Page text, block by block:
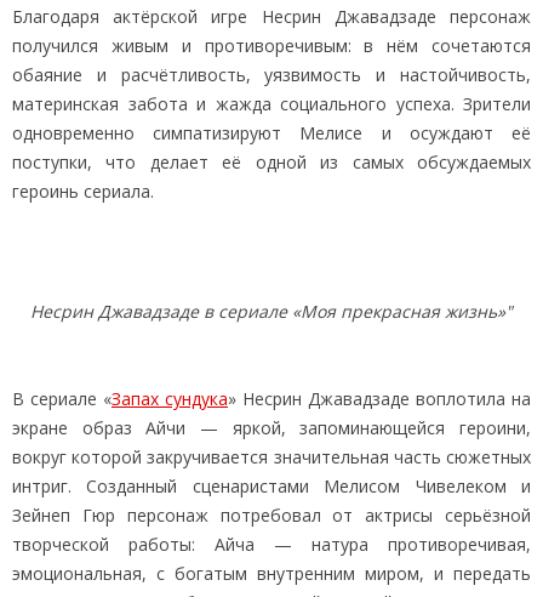
Благодаря актёрской игре Несрин Джавадзаде персонаж
получился живым и противоречивым: в нём сочетаются
обаяние и расчётливость, уязвимость и настойчивость,
материнская забота и жажда социального успеха. Зрители
одновременно симпатизируют Мелисе и осуждают её
поступки, что делает её одной из самых обсуждаемых
героинь сериала.
Несрин Джавадзаде в сериале «Моя прекрасная жизнь»"
В сериале «Запах сундука» Несрин Джавадзаде воплотила на
экране образ Айчи — яркой, запоминающейся героини,
вокруг которой закручивается значительная часть сюжетных
интриг. Созданный сценаристами Мелисом Чивелеком и
Зейнеп Гюр персонаж потребовал от актрисы серьёзной
творческой работы: Айча — натура противоречивая,
эмоциональная, с богатым внутренним миром, и передать